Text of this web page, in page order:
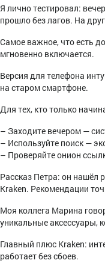
Я лично тестировал:
прошло без лагов. На
Самое важное, что есть
мгновенно включается.
Версия для телефона
на старом смартфоне.
Для тех, кто только
– Заходите вечером —
– Используйте поиск —
– Проверяйте онион
Рассказ Петра: он нашёл
Kraken. Рекомендации
Моя коллега Марина
уникальные аксессуары,
Главный плюс Kraken:
работает без сбоев.